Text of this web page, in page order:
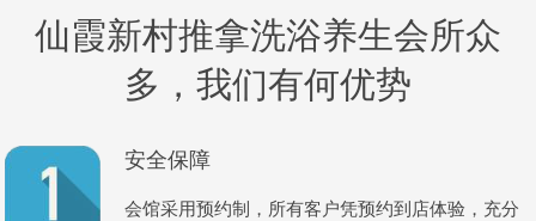
仙霞新村推拿洗浴养生会所众
多，我们有何优势
安全保障
会馆采用预约制，所有客户凭预约到店体验，充分